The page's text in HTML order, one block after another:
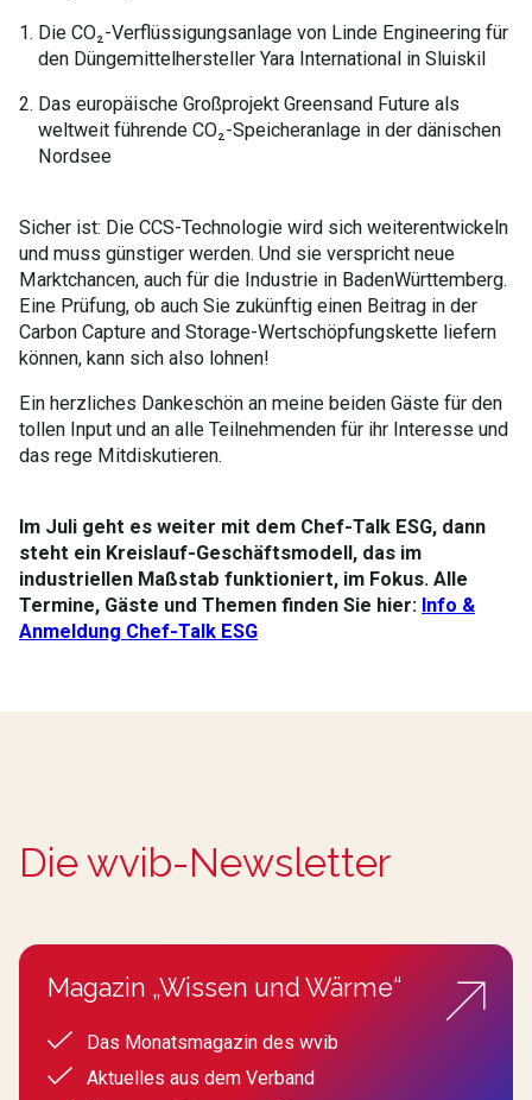
Die CO₂-Verflüssigungsanlage von Linde Engineering für
den Düngemittelhersteller Yara International in Sluiskil
Das europäische Großprojekt Greensand Future als
weltweit führende CO₂-Speicheranlage in der dänischen
Nordsee
Sicher ist: Die CCS-Technologie wird sich weiterentwickeln
und muss günstiger werden. Und sie verspricht neue
Marktchancen, auch für die Industrie in BadenWürttemberg.
Eine Prüfung, ob auch Sie zukünftig einen Beitrag in der
Carbon Capture and Storage-Wertschöpfungskette liefern
können, kann sich also lohnen!
Ein herzliches Dankeschön an meine beiden Gäste für den
tollen Input und an alle Teilnehmenden für ihr Interesse und
das rege Mitdiskutieren.
Im Juli geht es weiter mit dem Chef-Talk ESG, dann
steht ein Kreislauf-Geschäftsmodell, das im
industriellen Maßstab funktioniert, im Fokus. Alle
Termine, Gäste und Themen finden Sie hier: Info &
Anmeldung Chef-Talk ESG
Die wvib-Newsletter
Magazin „Wissen und Wärme“
Das Monatsmagazin des wvib
Aktuelles aus dem Verband